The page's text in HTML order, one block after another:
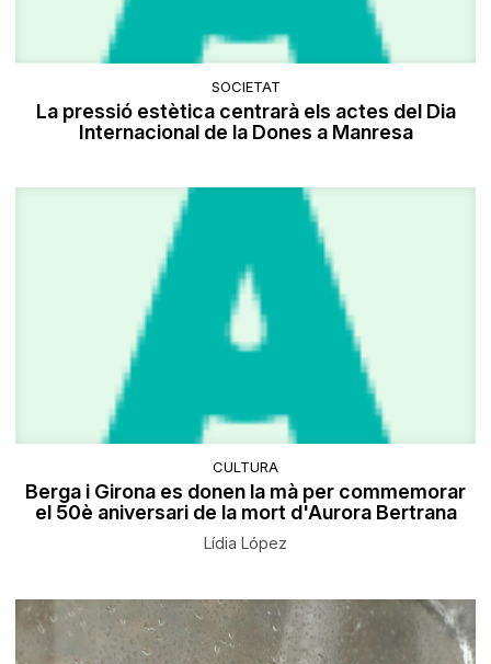
SOCIETAT
La pressió estètica centrarà els actes del Dia
Internacional de la Dones a Manresa
CULTURA
Berga i Girona es donen la mà per commemorar
el 50è aniversari de la mort d'Aurora Bertrana
Lídia López